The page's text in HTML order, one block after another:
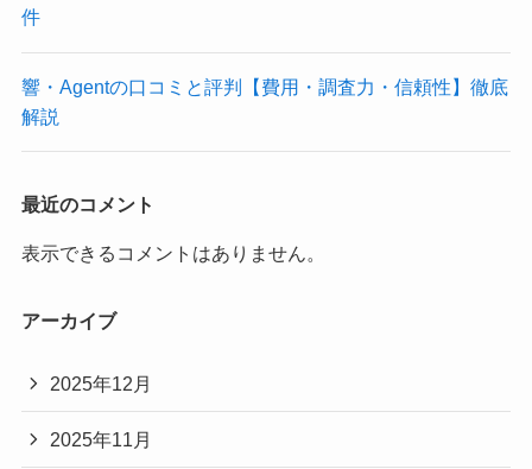
件
響・Agentの口コミと評判【費用・調査力・信頼性】徹底
解説
最近のコメント
表示できるコメントはありません。
アーカイブ
2025年12月
2025年11月